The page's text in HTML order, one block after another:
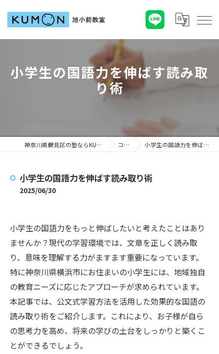
小学生の国語力を伸ばす読み取
り術
神奈川県鶴見区の塾ならKUMON旭小前教室 コラム 小学生の国語力を伸ばす読み取り術
小学生の国語力を伸ばす読み取り術
2025/06/30
小学生の国語力をもっと伸ばしたいと考えたことはあり
ませんか？現代の学習環境では、文章を正しく読み取
り、意味を理解する力がますます重要になっています。
特に神奈川県横浜市にお住まいの小学生には、地域独自
の教育ニーズに応じたアプローチが求められています。
本記事では、公文式学習方法を活用した効果的な国語の
読み取り術をご紹介します。これにより、お子様が自ら
の思考力を高め、将来の学びの土台をしっかりと築くこ
とができるでしょう。